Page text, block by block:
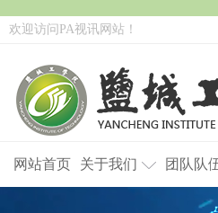
欢迎访问PA视讯网站！
网站首页 关于我们 团队队